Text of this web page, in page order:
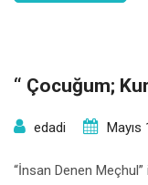
“ Çocuğum;
edadi Mayıs
“İnsan Denen